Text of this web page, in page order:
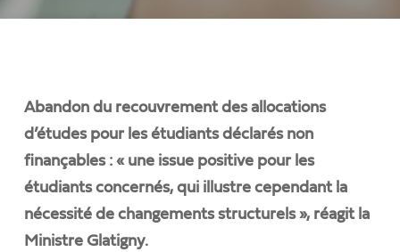
Abandon du recouvrement des allocations
d’études pour les étudiants déclarés non
finançables : « une issue positive pour les
étudiants concernés, qui illustre cependant la
nécessité de changements structurels », réagit la
Ministre Glatigny.